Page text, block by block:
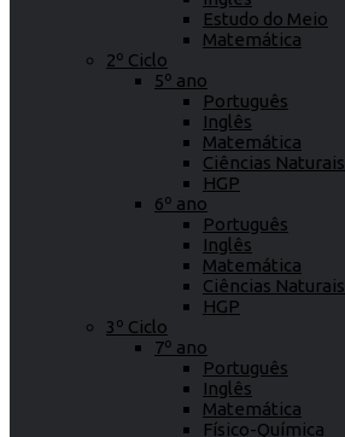
Estudo do Meio
Matemática
2º Ciclo
5º ano
Português
Inglês
Matemática
Ciências Naturais
HGP
6º ano
Português
Inglês
Matemática
Ciências Naturais
HGP
3º Ciclo
7º ano
Português
Inglês
Matemática
Físico-Química